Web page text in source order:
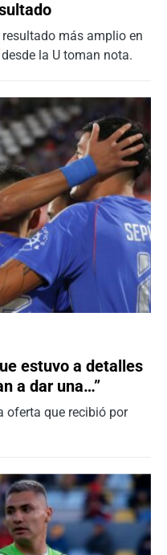
más amplio en
la U toman nota.
estuvo a detalles
a dar una…”
oferta que recibió por